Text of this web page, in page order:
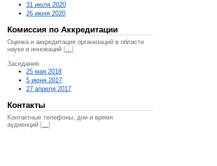
31 июля 2020
26 июня 2020
Комиссия по Аккредитации
Оценка и аккредитация организаций в области
науки и инноваций […]
Заседания:
25 мая 2018
5 июня 2017
27 апреля 2017
Контакты
Контактные телефоны, дни и время
аудиенций […]